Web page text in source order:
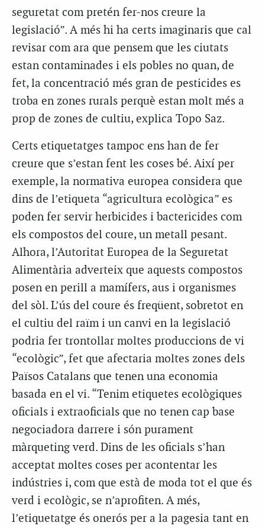
seguretat com pretén fer-nos creure la
legislació”. A més hi ha certs imaginaris que cal
revisar com ara que pensem que les ciutats
estan contaminades i els pobles no quan, de
fet, la concentració més gran de pesticides es
troba en zones rurals perquè estan molt més a
prop de zones de cultiu, explica Topo Saz.
Certs etiquetatges tampoc ens han de fer
creure que s’estan fent les coses bé. Així per
exemple, la normativa europea considera que
dins de l’etiqueta “agricultura ecològica” es
poden fer servir herbicides i bactericides com
els compostos del coure, un metall pesant.
Alhora, l’Autoritat Europea de la Seguretat
Alimentària adverteix que aquests compostos
posen en perill a mamífers, aus i organismes
del sòl. L’ús del coure és freqüent, sobretot en
el cultiu del raïm i un canvi en la legislació
podria fer trontollar moltes produccions de vi
“ecològic”, fet que afectaria moltes zones dels
Països Catalans que tenen una economia
basada en el vi. “Tenim etiquetes ecològiques
oficials i extraoficials que no tenen cap base
negociadora darrere i són purament
màrqueting verd. Dins de les oficials s’han
acceptat moltes coses per acontentar les
indústries i, com que està de moda tot el que és
verd i ecològic, se n’aprofiten. A més,
l’etiquetatge és onerós per a la pagesia tant en